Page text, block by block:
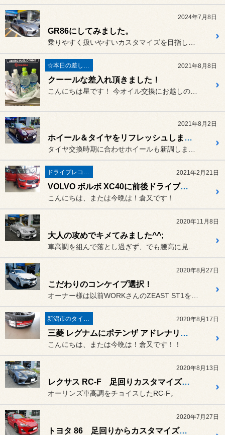
2024年7月8日
GR86にしてみました。
☆本日の差し入れ☆ 2021年8月8日
クーールな差入れ頂きました！
2021年8月2日
ホイール＆タイヤをリフレッシュしました。
タイヤ交換時期に合わせホイールも新調しました。
ドライブレコーダー・レーダー 2021年2月21日
VOLVO ボルボ XC40に前後ドライブレコーダー取付！
こんにちは、または今晩は！倉又です！
2020年11月8日
大人の攻めでキメてみました^^;
車高調を組んで落とし過ぎず、でも腰高に見えない
2020年8月27日
こだわりのコンケイプ選択！
オーナー様は以前WORKさんのZEAST ST1をチョイス。
新潟市のタイヤ屋さんなんです 2020年8月17日
三菱 レグナムにポテンザ アドレナリン RE004に装着！
こんにちは、または今晩は！倉又です！！
2020年8月13日
レクサス RC-F 足回りカスタマイズしました
オーリンズ車高調をチョイスしたRC-F。
2020年7月27日
トヨタ 86 足回りからカスタマイズ始めました！